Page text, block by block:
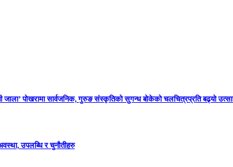
जाला’ पोखरामा सार्वजनिक, गुरुङ संस्कृतिको सुगन्ध बोकेको चलचित्रप्रति बढ्यो
उपलब्धि र चुनौतीहरु